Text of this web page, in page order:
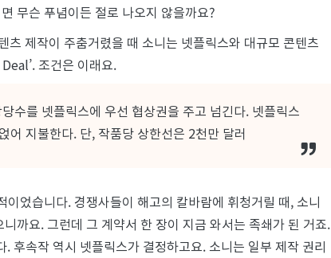
무슨 푸념이든 절로 나오지 않을까요?
제작이 주춤거렸을 때 소니는 넷플릭스와 대규모 콘텐츠
조건은 이래요.
수를 넷플릭스에 우선 협상권을 주고 넘긴다. 넷플릭스
지불한다. 단, 작품당 상한선은 2천만 달러
이었습니다. 경쟁사들이 해고의 칼바람에 휘청거릴 때, 소니
까요. 그런데 그 계약서 한 장이 지금 와서는 족쇄가 된 거죠.
후속작 역시 넷플릭스가 결정하고요. 소니는 일부 제작 권리